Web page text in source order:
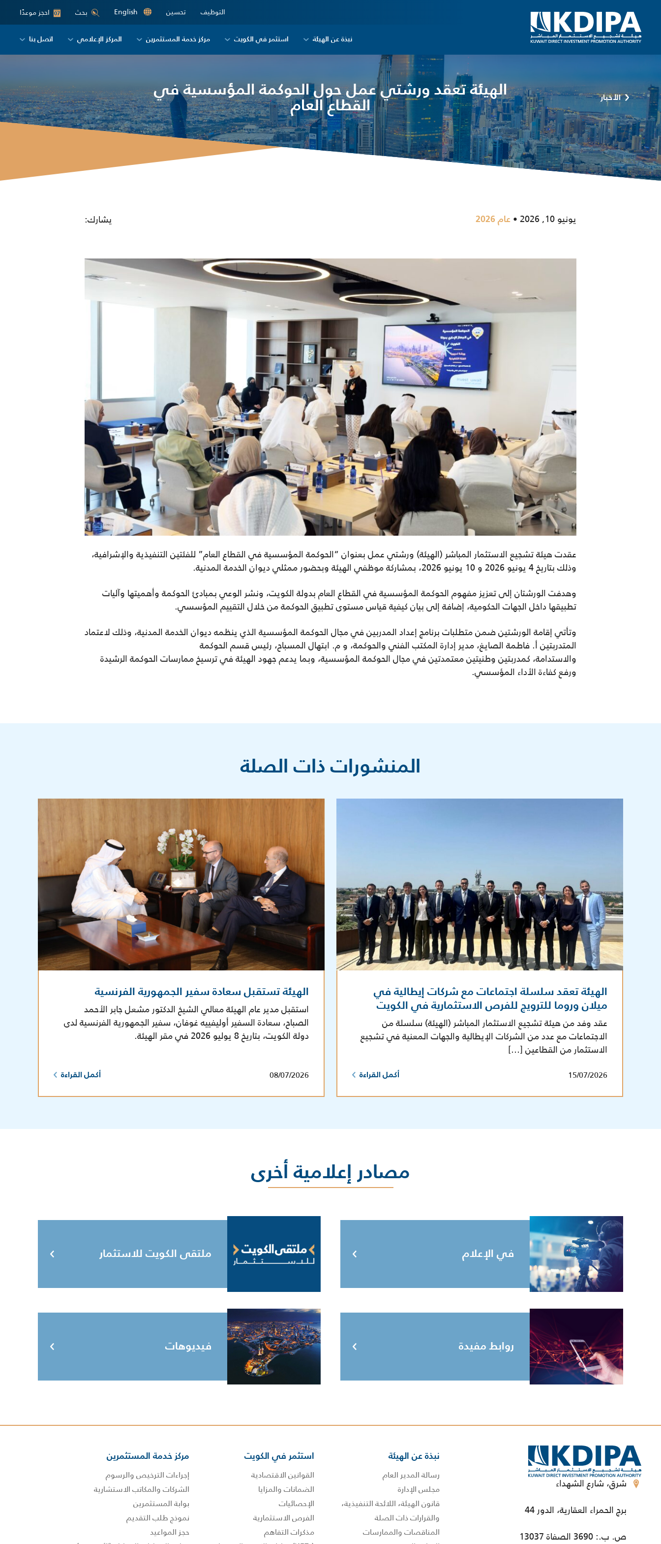
التوظيف تحسين English بحث 07 احجز موعدًا
نبذة عن الهيئة استثمر في الكويت مركز خدمة المستثمرين المركز الإعلامي اتصل بنا
الهيئة تعقد ورشتي عمل حول الحوكمة المؤسسية في
القطاع العام
الأخبار
يونيو 10, 2026 عام 2026 يشارك:
عقدت هيئة تشجيع الاستثمار المباشر (الهيئة) ورشتي عمل بعنوان “الحوكمة المؤسسية في القطاع العام” للفئتين التنفيذية والإشرافية،
وذلك بتاريخ4 يونيو 2026 و 10 يونيو 2026، بمشاركة موظفي الهيئة وبحضور ممثلي ديوان الخدمة المدنية.
وهدفت الورشتان إلى تعزيز مفهوم الحوكمة المؤسسية في القطاع العام بدولة الكويت، ونشر الوعي بمبادئ الحوكمة وأهميتها وآليات
تطبيقها داخل الجهات الحكومية، إضافة إلى بيان كيفية قياس مستوى تطبيق الحوكمة من خلال التقييم المؤسسي.
وتأتي إقامة الورشتين ضمن متطلبات برنامج إعداد المدربين في مجال الحوكمة المؤسسية الذي ينظمه ديوان الخدمة المدنية، وذلك لاعتماد
المتدربتين أ. فاطمة الصايغ، مدير إدارة المكتب الفني والحوكمة، و م. ابتهال المسباح، رئيس قسم الحوكمة
والاستدامة، كمدربتين وطنيتين معتمدتين في مجال الحوكمة المؤسسية، وبما يدعم جهود الهيئة في ترسيخ ممارسات الحوكمة الرشيدة
ورفع كفاءة الأداء المؤسسي.
المنشورات ذات الصلة
الهيئة تعقد سلسلة اجتماعات مع شركات إيطالية في
ميلان وروما للترويج للفرص الاستثمارية في الكويت
عقد وفد من هيئة تشجيع الاستثمار المباشر (الهيئة) سلسلة من
الاجتماعات مع عدد من الشركات الإيطالية والجهات المعنية في تشجيع
الاستثمار من القطاعين […]
15/07/2026 أكمل القراءة
الهيئة تستقبل سعادة سفير الجمهورية الفرنسية
استقبل مدير عام الهيئة معالي الشيخ الدكتور مشعل جابر الأحمد
الصباح، سعادة السفير أوليفييه غوفان، سفير الجمهورية الفرنسية لدى
دولة الكويت، بتاريخ 8 يوليو 2026 في مقر الهيئة.
08/07/2026 أكمل القراءة
مصادر إعلامية أخرى
في الإعلام ملتقى الكويت للاستثمار
روابط مفيدة فيديوهات
شرق، شارع الشهداء
برج الحمراء العقارية، الدور 44
ص. ب.: 3690 الصفاة 13037
نبذة عن الهيئة
رسالة المدير العام
مجلس الإدارة
قانون الهيئة، اللائحة التنفيذية،
والقرارات ذات الصلة
المناقصات والممارسات
استثمر في الكويت
القوانين الاقتصادية
الضمانات والمزايا
الإحصائيات
الفرص الاستثمارية
مذكرات التفاهم
مركز خدمة المستثمرين
إجراءات الترخيص والرسوم
الشركات والمكاتب الاستشارية
بوابة المستثمرين
نموذج طلب التقديم
حجز المواعيد